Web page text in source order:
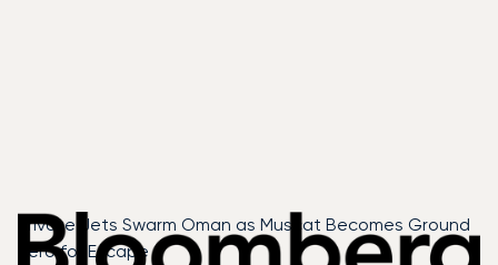
Private Jets Swarm Oman as Muscat Becomes Ground
Zero for Escape